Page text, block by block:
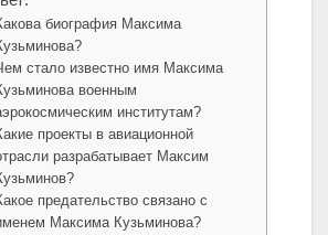
биография Максима
стало известно имя Максима
военным
институтам?
проекты в авиационной
разрабатывает Максим
предательство связано с
Максима Кузьминова?